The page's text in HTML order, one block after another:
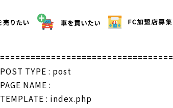
POST TYPE : post
PAGE NAME :
TEMPLATE : index.php